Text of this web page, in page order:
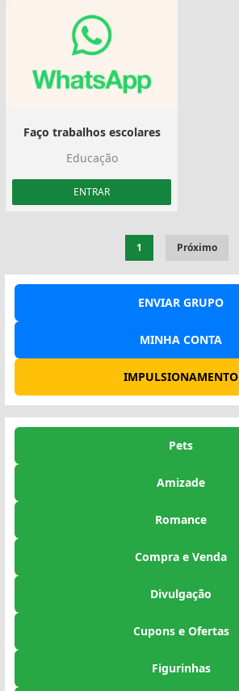
Faço trabalhos escolares
Educação
ENTRAR
1 Próximo
ENVIAR GRUPO
MINHA CONTA
IMPULSIONAMENTO
Pets
Amizade
Romance
Compra e Venda
Divulgação
Cupons e Ofertas
Figurinhas